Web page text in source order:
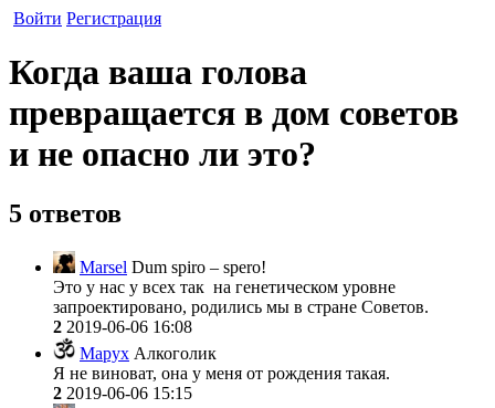
Войти Регистрация
Когда ваша голова
превращается в дом советов
и не опасно ли это?
5 ответов
Marsel Dum spiro – spero!
Это у нас у всех так на генетическом уровне
запроектировано, родились мы в стране Советов.
2 2019-06-06 16:08
Mapyx Алкоголик
Я не виноват, она у меня от рождения такая.
2 2019-06-06 15:15